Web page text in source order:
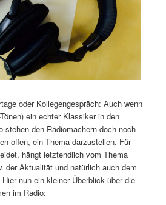
oder Kollegengespräch: Auch wenn
ein echter Klassiker in den
stehen den Radiomachern doch noch
offen, ein Thema darzustellen. Für
hängt letztendlich vom Thema
der Aktualität und natürlich auch dem
nun ein kleiner Überblick über die
im Radio: